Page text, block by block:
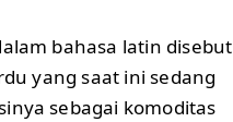
bahasa latin disebut
yang saat ini sedang
sebagai komoditas